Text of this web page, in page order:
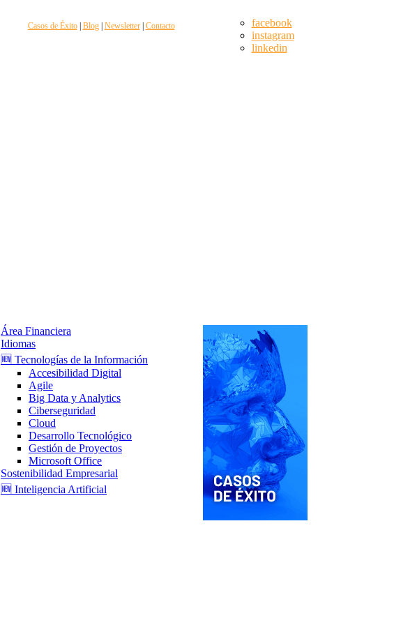
Casos de Éxito| Blog| Newsletter| Contacto
facebook
instagram
linkedin
Área Financiera
Idiomas
🆕 Tecnologías de la Información
Accesibilidad Digital
Agile
Big Data y Analytics
Ciberseguridad
Cloud
Desarrollo Tecnológico
Gestión de Proyectos
Microsoft Office
Sostenibilidad Empresarial
🆕 Inteligencia Artificial